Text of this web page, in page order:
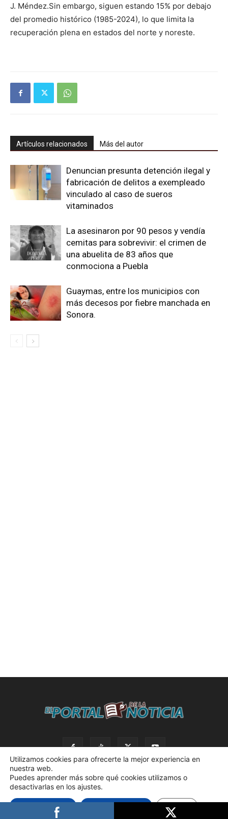
J. Méndez.Sin embargo, siguen estando 15% por debajo
del promedio histórico (1985-2024), lo que limita la
recuperación plena en estados del norte y noreste.
Artículos relacionados Más del autor
Denuncian presunta detención ilegal y
fabricación de delitos a exempleado
vinculado al caso de sueros
vitaminados
La asesinaron por 90 pesos y vendía
cemitas para sobrevivir: el crimen de
una abuelita de 83 años que
conmociona a Puebla
Guaymas, entre los municipios con
más decesos por fiebre manchada en
Sonora.
© 2023 El Portal de la Noticia. Todos los derechos reservados. |
Política de privacidad. |
Desarrollado por AdBox
Utilizamos cookies para ofrecerte la mejor experiencia en
nuestra web.
Puedes aprender más sobre qué cookies utilizamos o
desactivarlas en los ajustes.
Aceptar cookies Ajustes